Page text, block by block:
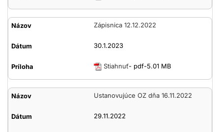
Zápisnica 12.12.2022
30.1.2023
Stiahnuť- pdf-5.01 MB
Ustanovujúce OZ dňa 16.11.2022
29.11.2022